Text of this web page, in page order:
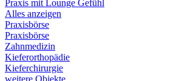
Praxis mit Lounge Gefühl
Alles anzeigen
Praxisbörse
Praxisbörse
Zahnmedizin
Kieferorthopädie
Kieferchirurgie
weitere Objekte